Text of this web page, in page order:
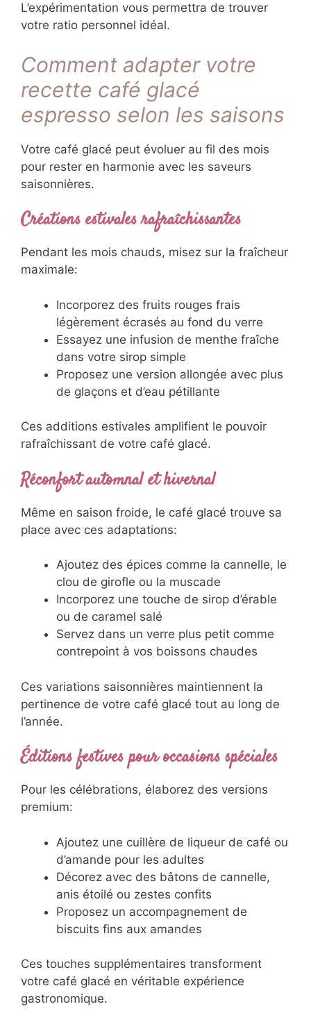
L’expérimentation vous permettra de trouver
votre ratio personnel idéal.
Comment adapter votre
recette café glacé
espresso selon les saisons
Votre café glacé peut évoluer au fil des mois
pour rester en harmonie avec les saveurs
saisonnières.
Créations estivales rafraîchissantes
Pendant les mois chauds, misez sur la fraîcheur
maximale:
Incorporez des fruits rouges frais
légèrement écrasés au fond du verre
Essayez une infusion de menthe fraîche
dans votre sirop simple
Proposez une version allongée avec plus
de glaçons et d’eau pétillante
Ces additions estivales amplifient le pouvoir
rafraîchissant de votre café glacé.
Réconfort automnal et hivernal
Même en saison froide, le café glacé trouve sa
place avec ces adaptations:
Ajoutez des épices comme la cannelle, le
clou de girofle ou la muscade
Incorporez une touche de sirop d’érable
ou de caramel salé
Servez dans un verre plus petit comme
contrepoint à vos boissons chaudes
Ces variations saisonnières maintiennent la
pertinence de votre café glacé tout au long de
l’année.
Éditions festives pour occasions spéciales
Pour les célébrations, élaborez des versions
premium:
Ajoutez une cuillère de liqueur de café ou
d’amande pour les adultes
Décorez avec des bâtons de cannelle,
anis étoilé ou zestes confits
Proposez un accompagnement de
biscuits fins aux amandes
Ces touches supplémentaires transforment
votre café glacé en véritable expérience
gastronomique.